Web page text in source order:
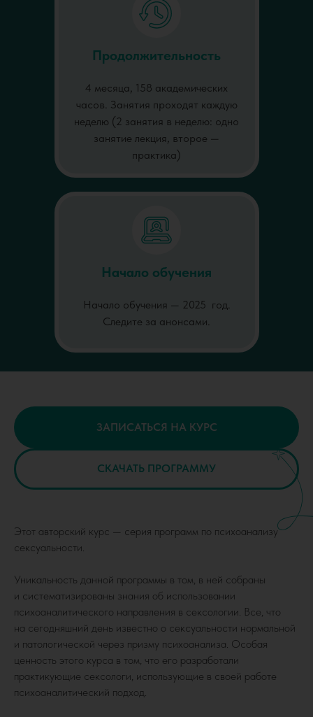
Продолжительность
4 месяца, 158 академических
часов. Занятия проходят каждую
неделю (2 занятия в неделю: одно
занятие лекция, второе —
практика)
Начало обучения
Начало обучения — 2025 год.
Следите за анонсами.
ЗАПИСАТЬСЯ НА КУРС
СКАЧАТЬ ПРОГРАММУ
Этот авторский курс — серия программ по психоанализу
сексуальности.
Уникальность данной программы в том, в ней собраны
и систематизированы знания об использовании
психоаналитического направления в сексологии. Все, что
на сегодняшний день известно о сексуальности нормальной
и патологической через призму психоанализа. Особая
ценность этого курса в том, что его разработали
практикующие сексологи, использующие в своей работе
психоаналитический подход.